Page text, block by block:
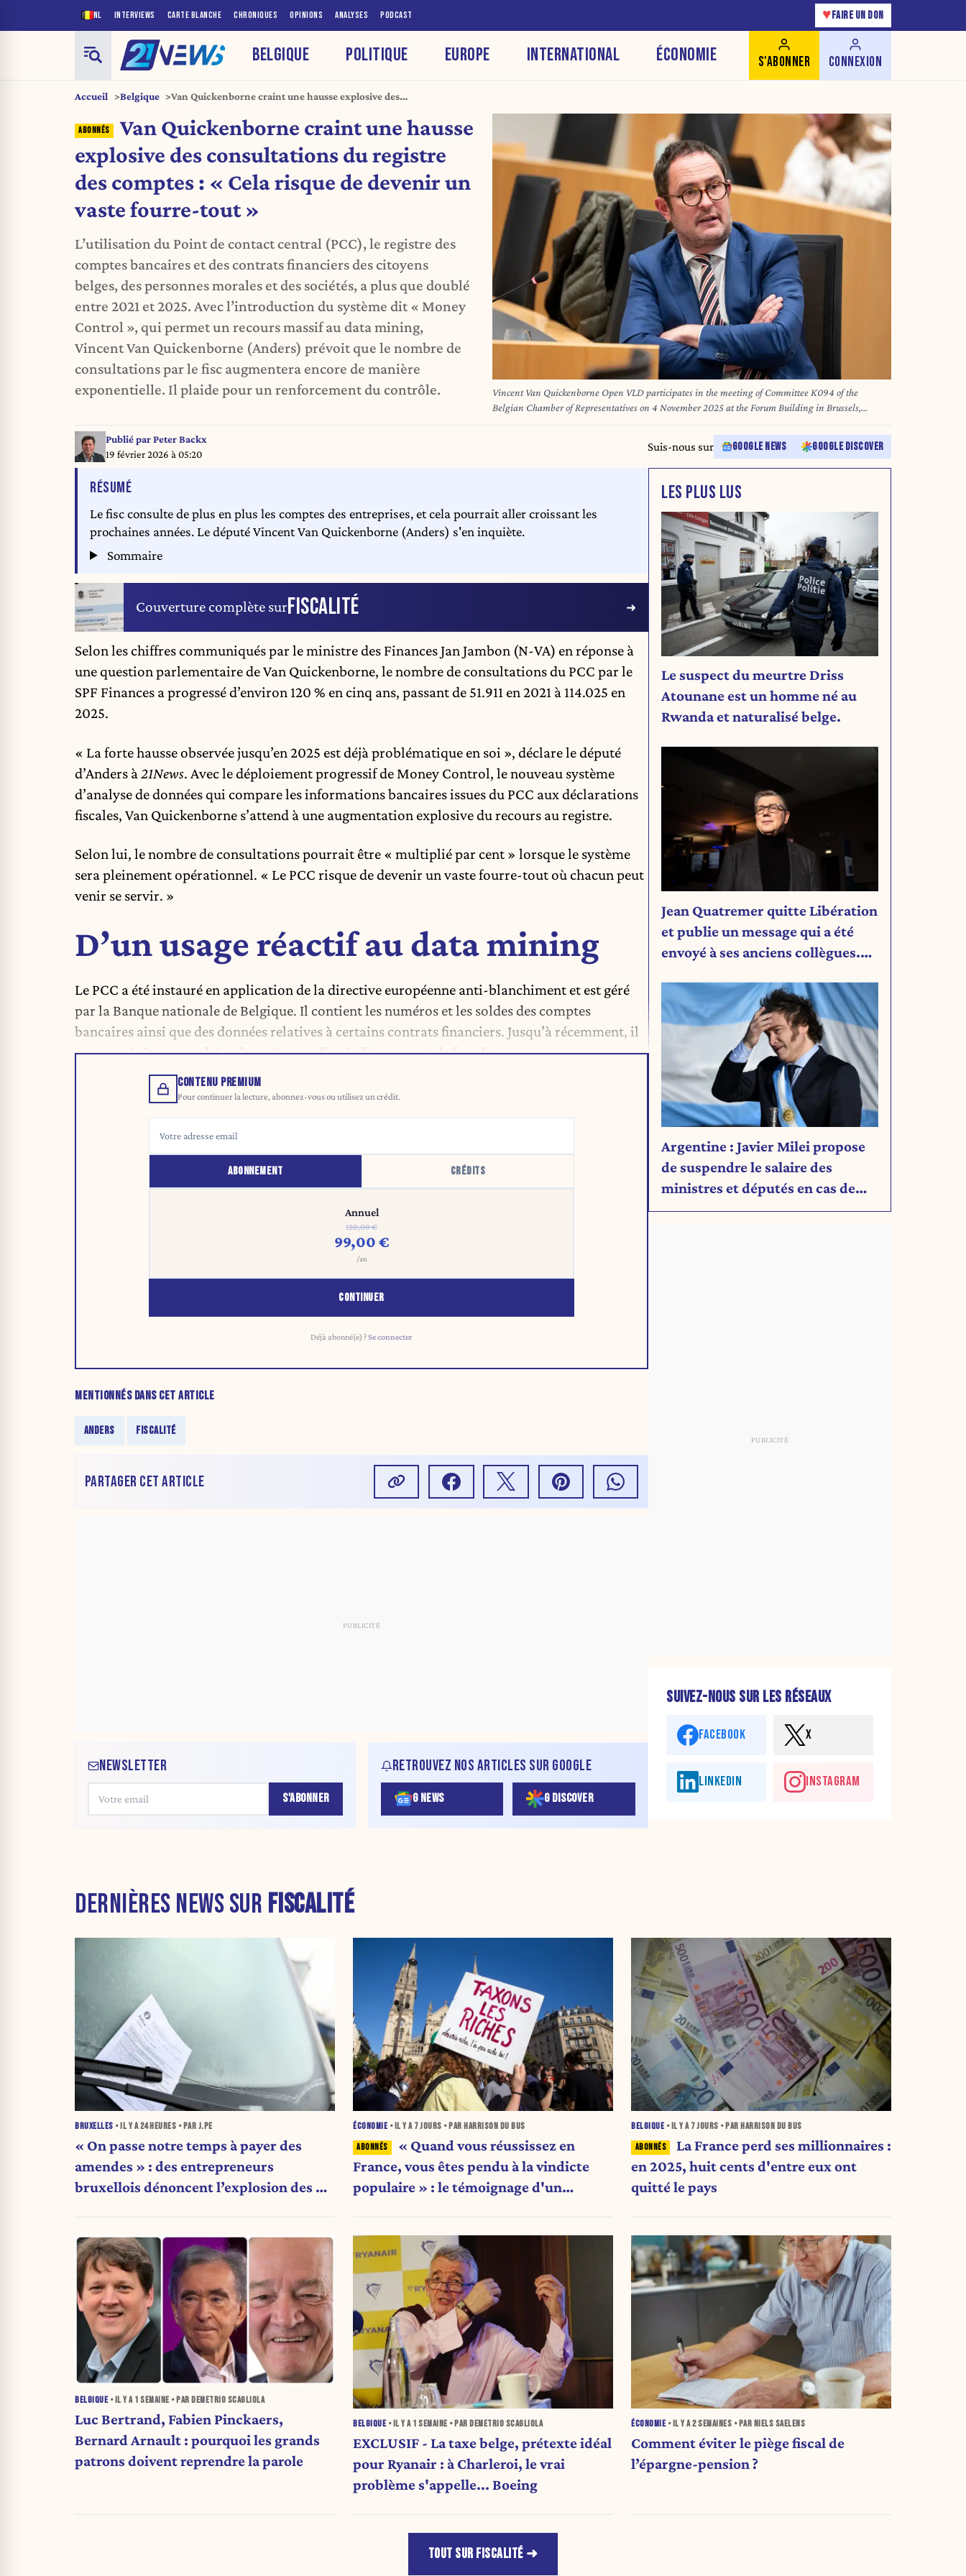
NL INTERVIEWS CARTE BLANCHE CHRONIQUES OPINIONS ANALYSES PODCAST ♥ FAIRE UN DON
BELGIQUE POLITIQUE EUROPE INTERNATIONAL ÉCONOMIE S'ABONNER CONNEXION
Accueil Belgique
Van Quickenborne craint une hausse explosive des
un vaste fourre-tout »
Van Quickenborne craint une hausse
explosive des consultations du registre
des comptes : « Cela risque de devenir un
vaste fourre-tout »
L’utilisation du Point de contact central (PCC), le registre des
comptes bancaires et des contrats financiers des citoyens
belges, des personnes morales et des sociétés, a plus que doublé
entre 2021 et 2025. Avec l’introduction du système dit « Money
Control », qui permet un recours massif au data mining,
Vincent Van Quickenborne (Anders) prévoit que le nombre de
consultations par le fisc augmentera encore de manière
exponentielle. Il plaide pour un renforcement du contrôle.
Vincent Van Quickenborne Open VLD participates in the meeting of Committee K094 of the
Belgian Chamber of Representatives on 4 November 2025 at the Forum Building in Brussels,
concerning federal finances and budget
Publié parPeter Backx
19 février 2026 à 05:20
Suis-nous sur GOOGLE NEWS GOOGLE DISCOVER
RÉSUMÉDE L'ARTICLE
Le fisc consulte de plus en plus les comptes des entreprises, et cela pourrait aller croissant les
prochaines années. Le député Vincent Van Quickenborne (Anders) s'en inquiète.
Sommaire
Couverture complète surFISCALITÉ
Selon les chiffres communiqués par le ministre des Finances Jan Jambon (N-VA) en réponse à
une question parlementaire de Van Quickenborne, le nombre de consultations du PCC par le
SPF Finances a progressé d’environ 120 % en cinq ans, passant de 51.911 en 2021 à 114.025 en
2025.
« La forte hausse observée jusqu’en 2025 est déjà problématique en soi », déclare le député
d’Anders à 21News. Avec le déploiement progressif de Money Control, le nouveau système
d’analyse de données qui compare les informations bancaires issues du PCC aux déclarations
fiscales, Van Quickenborne s’attend à une augmentation explosive du recours au registre.
Selon lui, le nombre de consultations pourrait être « multiplié par cent » lorsque le système
sera pleinement opérationnel. « Le PCC risque de devenir un vaste fourre-tout où chacun peut
venir se servir. »
D’un usage réactif au data mining
Le PCC a été instauré en application de la directive européenne anti-blanchiment et est géré
par la Banque nationale de Belgique. Il contient les numéros et les soldes des comptes
bancaires ainsi que des données relatives à certains contrats financiers. Jusqu’à récemment, il
ne pouvait être consulté qu’en présence d’un indice concret de fraude.
CONTENU PREMIUM
Pour continuer la lecture, abonnez-vous ou utilisez un crédit.
ABONNEMENT CRÉDITS
Annuel
120,00 €
99,00 €
/an
CONTINUER
Déjà abonné(e) ?Se connecter
MENTIONNÉS DANS CET ARTICLE
ANDERS FISCALITÉ
PARTAGER CET ARTICLE
NEWSLETTER
S'ABONNER
RETROUVEZ NOS ARTICLES SUR GOOGLE
G NEWS G DISCOVER
LES PLUS LUS
Le suspect du meurtre Driss
Atounane est un homme né au
Rwanda et naturalisé belge.
Jean Quatremer quitte Libération
et publie un message qui a été
envoyé à ses anciens collègues.
Argentine : Javier Milei propose
de suspendre le salaire des
ministres et députés en cas de
déficit budgétaire
SUIVEZ-NOUS SUR LES RÉSEAUX
FACEBOOK X
LINKEDIN INSTAGRAM
DERNIÈRES NEWS SUR FISCALITÉ
BRUXELLES • IL Y A24 HEURES • PAR J.PE
« On passe notre temps à payer des
amendes » : des entrepreneurs
bruxellois dénoncent l’explosion des PV
ÉCONOMIE • IL Y A 7 JOURS • PAR HARRISON DU BUS
« Quand vous réussissez en
France, vous êtes pendu à la vindicte
populaire » : le témoignage d'un
BELGIQUE • IL Y A 7 JOURS • PAR HARRISON DU BUS
La France perd ses millionnaires :
en 2025, huit cents d'entre eux ont
quitté le pays
BELGIQUE • IL Y A 1 SEMAINE • PAR DEMETRIO SCAGLIOLA
Luc Bertrand, Fabien Pinckaers,
Bernard Arnault : pourquoi les grands
patrons doivent reprendre la parole
BELGIQUE • IL Y A 1 SEMAINE • PAR DEMETRIO SCAGLIOLA
EXCLUSIF - La taxe belge, prétexte idéal
pour Ryanair : à Charleroi, le vrai
problème s'appelle... Boeing
ÉCONOMIE • IL Y A2 SEMAINES • PAR NIELS SAELENS
Comment éviter le piège fiscal de
l’épargne-pension ?
TOUT SUR FISCALITÉ